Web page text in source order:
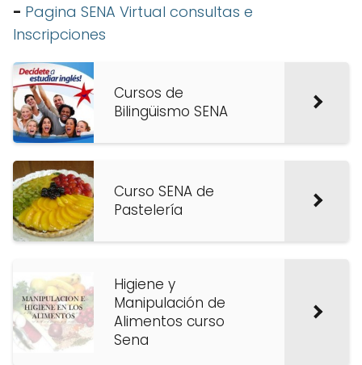
- Pagina SENA Virtual consultas e
Inscripciones
Cursos de
Bilingüismo SENA
Curso SENA de
Pastelería
Higiene y
Manipulación de
Alimentos curso
Sena